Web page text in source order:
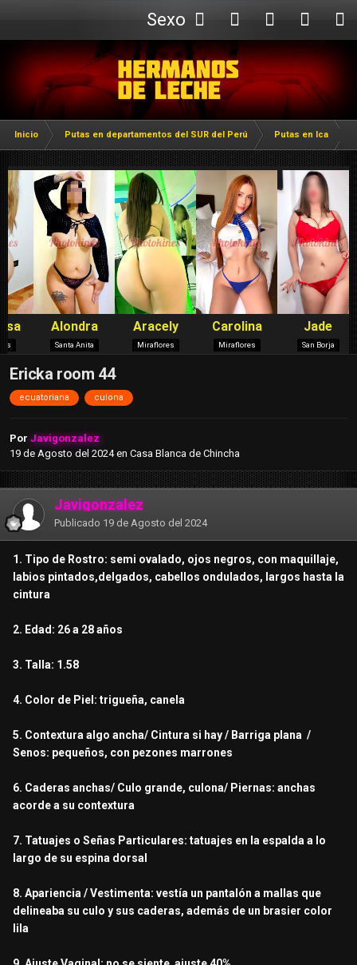
Sexo
Webcam
Inicio Putas en departamentos del SUR del Perú Putas en Ica
Ericka room 44
ecuatoriana culona
Por Javigonzalez
19 de Agosto del 2024en Casa Blanca de Chincha
Javigonzalez
Publicado 19 de Agosto del 2024
1. Tipo de Rostro: semi ovalado, ojos negros, con maquillaje,
labios pintados,delgados, cabellos ondulados, largos hasta la
cintura
2. Edad: 26 a 28 años
3. Talla: 1.58
4. Color de Piel: trigueña, canela
5. Contextura algo ancha/ Cintura si hay / Barriga plana /
Senos: pequeños, con pezones marrones
6. Caderas anchas/ Culo grande, culona/ Piernas: anchas
acorde a su contextura
7. Tatuajes o Señas Particulares: tatuajes en la espalda a lo
largo de su espina dorsal
8. Apariencia / Vestimenta: vestía un pantalón a mallas que
delineaba su culo y sus caderas, además de un brasier color
lila